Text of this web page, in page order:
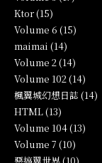
Ktor (15)
Volume 6 (15)
maimai (14)
Volume 2 (14)
Volume 102 (14)
楓翼城幻想日誌 (14)
HTML (13)
Volume 104 (13)
Volume 7 (10)